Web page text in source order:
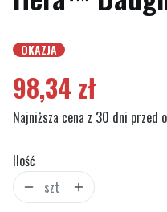
Etykiety
OKAZJA
98,34 zł
Najniższa cena z 30 dni przed
Ilość
szt